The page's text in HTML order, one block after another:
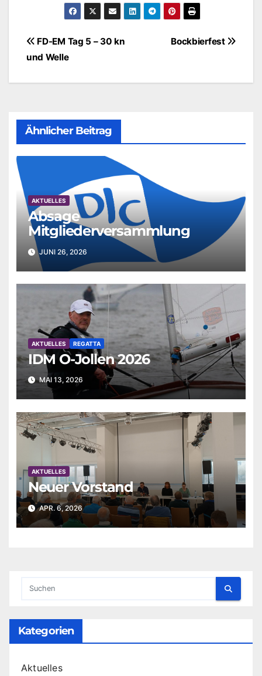
BeitragsnavigationBockbierfest
FD-EM Tag 5 – 30 kn
und Welle
Ähnlicher Beitrag
AKTUELLES
Absage
Mitgliederversammlung
JUNI 26, 2026
AKTUELLES REGATTA
IDM O-Jollen 2026
MAI 13, 2026
AKTUELLES
Neuer Vorstand
APR. 6, 2026
Kategorien
Aktuelles